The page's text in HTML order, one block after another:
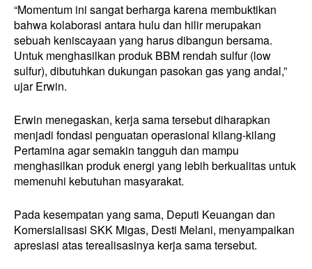
“Momentum ini sangat berharga karena membuktikan
bahwa kolaborasi antara hulu dan hilir merupakan
sebuah keniscayaan yang harus dibangun bersama.
Untuk menghasilkan produk BBM rendah sulfur (low
sulfur), dibutuhkan dukungan pasokan gas yang andal,”
ujar Erwin.
Erwin menegaskan, kerja sama tersebut diharapkan
menjadi fondasi penguatan operasional kilang-kilang
Pertamina agar semakin tangguh dan mampu
menghasilkan produk energi yang lebih berkualitas untuk
memenuhi kebutuhan masyarakat.
Pada kesempatan yang sama, Deputi Keuangan dan
Komersialisasi SKK Migas, Desti Melani, menyampaikan
apresiasi atas terealisasinya kerja sama tersebut.